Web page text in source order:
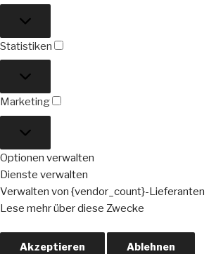
Statistiken
Marketing
Optionen verwalten
Dienste verwalten
Verwalten von {vendor_count}-Lieferanten
Lese mehr über diese Zwecke
Akzeptieren Ablehnen